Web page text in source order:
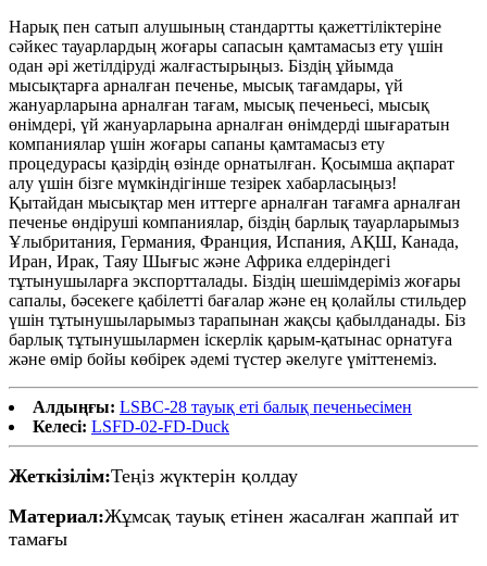
Нарық пен сатып алушының стандартты қажеттіліктеріне
сәйкес тауарлардың жоғары сапасын қамтамасыз ету үшін
одан әрі жетілдіруді жалғастырыңыз. Біздің ұйымда
мысықтарға арналған печенье, мысық тағамдары, үй
жануарларына арналған тағам, мысық печеньесі, мысық
өнімдері, үй жануарларына арналған өнімдерді шығаратын
компаниялар үшін жоғары сапаны қамтамасыз ету
процедурасы қазірдің өзінде орнатылған. Қосымша ақпарат
алу үшін бізге мүмкіндігінше тезірек хабарласыңыз!
Қытайдан мысықтар мен иттерге арналған тағамға арналған
печенье өндіруші компаниялар, біздің барлық тауарларымыз
Ұлыбритания, Германия, Франция, Испания, АҚШ, Канада,
Иран, Ирак, Таяу Шығыс және Африка елдеріндегі
тұтынушыларға экспортталады. Біздің шешімдеріміз жоғары
сапалы, бәсекеге қабілетті бағалар және ең қолайлы стильдер
үшін тұтынушыларымыз тарапынан жақсы қабылданады. Біз
барлық тұтынушылармен іскерлік қарым-қатынас орнатуға
және өмір бойы көбірек әдемі түстер әкелуге үміттенеміз.
Алдыңғы: LSBC-28 тауық еті балық печеньесімен
Келесі: LSFD-02-FD-Duck
Жеткізілім:Теңіз жүктерін қолдау
Материал:Жұмсақ тауық етінен жасалған жаппай ит
тамағы